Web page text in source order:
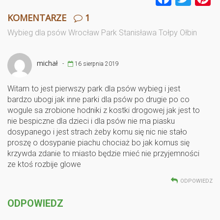
ce
k
tt
KOMENTARZE 1
Wybieg dla psów Wrocław Park Stanisława Tołpy Ołbin
michał - 16 sierpnia 2019
Witam to jest pierwszy park dla psów wybieg i jest
bardzo ubogi jak inne parki dla psów po drugie po co
wogule sa zrobione hodniki z kostki drogowej jak jest to
nie bespiczne dla dzieci i dla psów nie ma piasku
dosypanego i jest strach żeby komu się nic nie stało
proszę o dosypanie piachu chociaż bo jak komus się
krzywda zdanie to miasto będzie mieć nie przyjemności
ze ktoś rozbije glowe
ODPOWIEDZ
ODPOWIEDZ